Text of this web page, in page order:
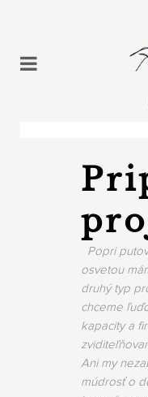
Popri
osvetou
druhý typ
chceme
kapacity a
Ani my
múdrosť o